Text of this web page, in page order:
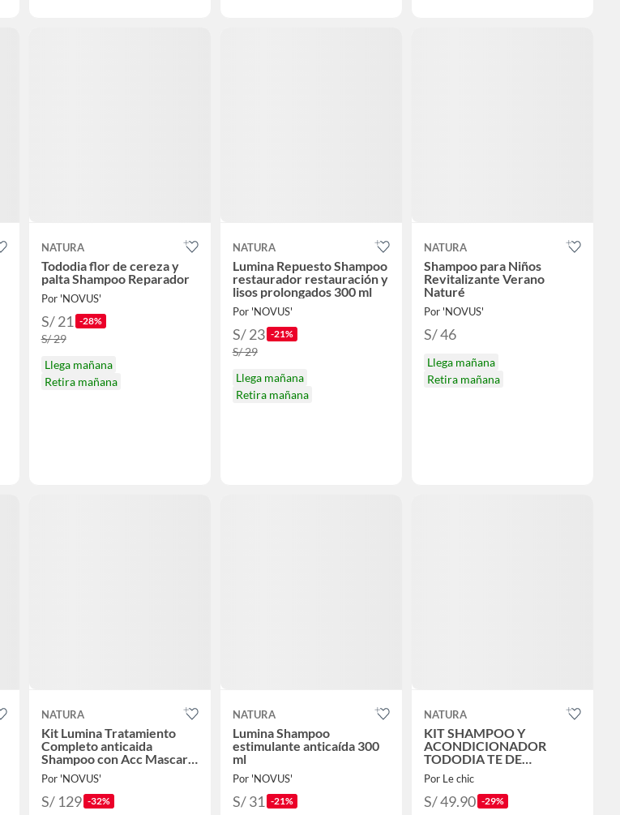
NATURA
Tododia flor de cereza y
palta Shampoo Reparador
Por 'NOVUS'
S/ 21 -28%
S/ 29
Llega mañana
Retira mañana
NATURA
Lumina Repuesto Shampoo
restaurador restauración y
lisos prolongados 300 ml
Por 'NOVUS'
S/ 23 -21%
S/ 29
Llega mañana
Retira mañana
NATURA
Shampoo para Niños
Revitalizante Verano
Naturé
Por 'NOVUS'
S/ 46
Llega mañana
Retira mañana
NATURA
Kit Lumina Tratamiento
Completo anticaida
Shampoo con Acc Mascara
y Serum Capilar
Por 'NOVUS'
S/ 129 -32%
NATURA
Lumina Shampoo
estimulante anticaída 300
ml
Por 'NOVUS'
S/ 31 -21%
NATURA
KIT SHAMPOO Y
ACONDICIONADOR
TODODIA TE DE
HIERBABUENA Y JENJIRE
Por Le chic
S/ 49.90 -29%